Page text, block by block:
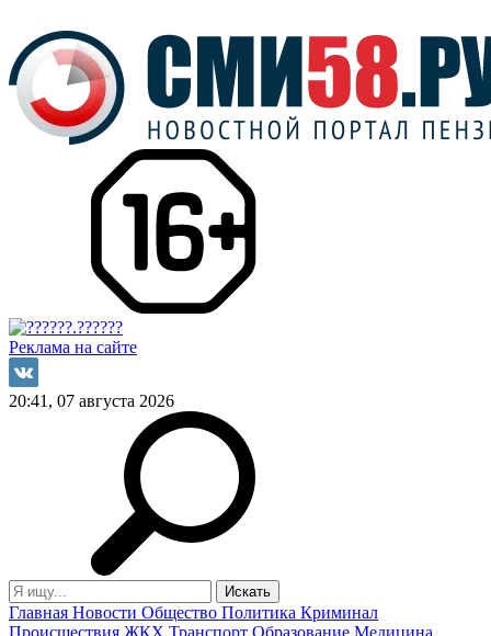
Реклама на сайте
20:41, 07 августа 2026
Главная Новости Общество Политика Криминал
Происшествия ЖКХ Транспорт Образование Медицина